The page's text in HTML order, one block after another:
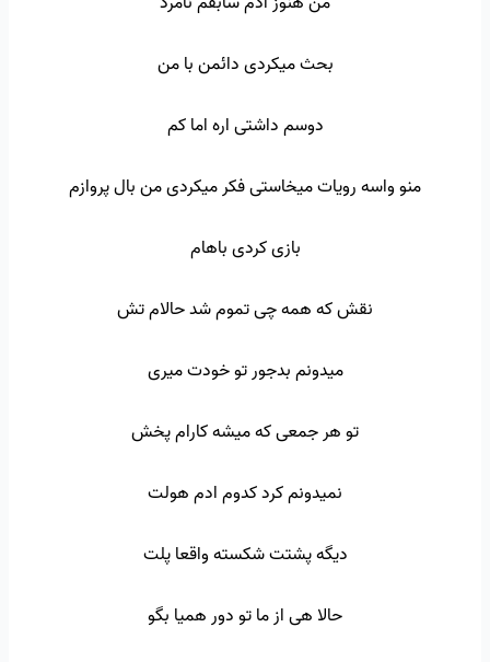
بحث میکردی دائمن با من
دوسم داشتی اره اما کم
منو واسه رویات میخاستی فکر میکردی من بال پروازم
بازی کردی باهام
نقش که همه چی تموم شد حالام تش
میدونم بدجور تو خودت میری
تو هر جمعی که میشه کارام پخش
نمیدونم کرد کدوم ادم هولت
دیگه پشتت شکسته واقعا پلت
حالا هی از ما تو دور همیا بگو